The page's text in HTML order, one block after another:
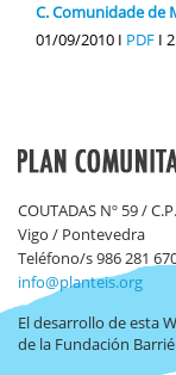
C. Comunidade de
01/09/2010 I PDF I
COUTADAS Nº 59 /
Vigo / Pontevedra
Teléfono/s 986 281
info@planteis.org
El desarrollo de esta
de la Fundación Barrié